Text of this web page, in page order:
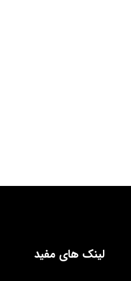
لینک های مفید